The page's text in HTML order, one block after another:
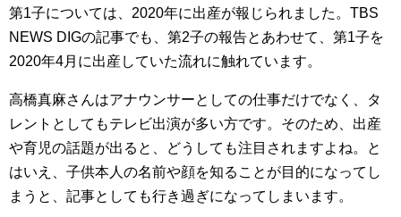
第1子については、2020年に出産が報じられました。TBS
NEWS DIGの記事でも、第2子の報告とあわせて、第1子を
2020年4月に出産していた流れに触れています。
高橋真麻さんはアナウンサーとしての仕事だけでなく、タ
レントとしてもテレビ出演が多い方です。そのため、出産
や育児の話題が出ると、どうしても注目されますよね。と
はいえ、子供本人の名前や顔を知ることが目的になってし
まうと、記事としても行き過ぎになってしまいます。